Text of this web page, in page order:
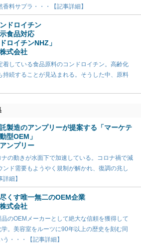
料サプラ・・・【記事詳細】
ドロイチン
食品対応
ロイチンNHZ」
式会社
着している食品原料のコンドロイチン。高齢化
持続することが見込まれる。そうした中、原料
製造のアンプリーが提案する「マーケテ
型OEM」
ンプリー
ナの動きが水面下で加速している。コロナ禍で減
ド需要もようやく規制が解かれ、復調の兆し
細】
くす唯一無二のOEM企業
式会社
のOEMメーカーとして絶大な信頼を獲得して
学。美容室をルーツに90年以上の歴史を刻む同
・・・【記事詳細】